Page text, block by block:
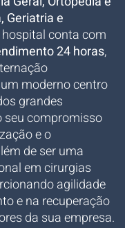
Geriatria e
hospital conta com
24 horas,
moderno centro
grandes
seu compromisso
e o
de ser uma
em cirurgias
agilidade
e na recuperação
da sua empresa.